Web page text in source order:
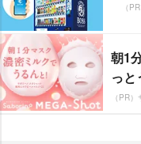
（
朝1
っと
（PR